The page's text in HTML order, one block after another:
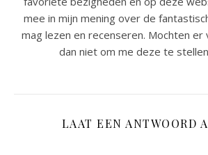
mee in mijn mening over de
mag lezen en recenseren. Mochten er
dan niet om me deze te
LAAT EEN ANTWOORD